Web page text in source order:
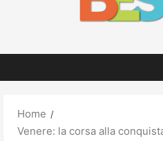
Home
Venere: la corsa alla